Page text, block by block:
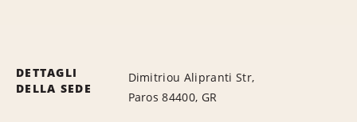
DETTAGLI
DELLA SEDE
Dimitriou Alipranti Str,
Paros 84400, GR